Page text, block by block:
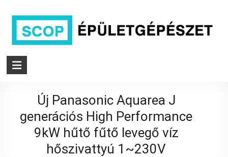
content
SCOP
hűtés/fűtés
rendszereket
Új Panasonic Aquarea J
generációs High Performance
9kW hűtő fűtő levegő víz
hőszivattyú 1~230V